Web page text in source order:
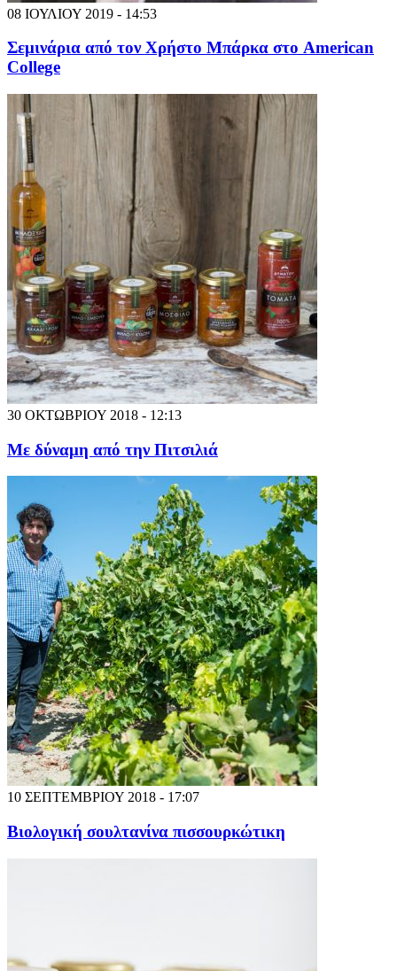
08 ΙΟΥΛΙΟΥ 2019 - 14:53
Σεμινάρια από τον Χρήστο Μπάρκα στο American
College
30 ΟΚΤΩΒΡΙΟΥ 2018 - 12:13
Με δύναμη από την Πιτσιλιά
10 ΣΕΠΤΕΜΒΡΙΟΥ 2018 - 17:07
Βιολογική σουλτανίνα πισσουρκώτικη